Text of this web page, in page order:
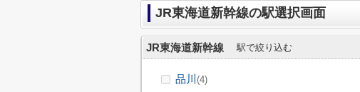
JR東海道新幹線の駅選択画面
JR東海道新幹線 駅で絞り込む
品川 (4)